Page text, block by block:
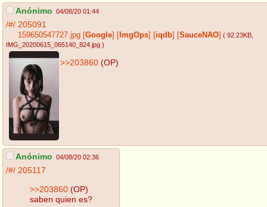
Anónimo 04/08/20 01:44
/#/ 205091
159650547727.jpg [Google] [ ImgOps] [iqdb] [SauceNAO] ( 92.23KB
IMG_20200615_065140_824.jpg )
>>203860 (OP)
Anónimo 04/08/20 02:36
/#/ 205117
>>203860 (OP)
saben quien es?